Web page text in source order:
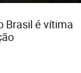
Brasil é vítima